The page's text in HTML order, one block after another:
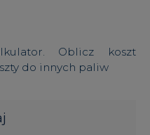
Oblicz koszt
do innych paliw